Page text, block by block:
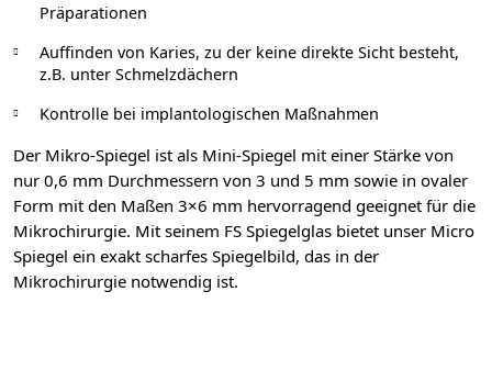
Präparationen
Auffinden von Karies, zu der keine direkte Sicht besteht,
z.B. unter Schmelzdächern
Kontrolle bei implantologischen Maßnahmen
Der Mikro-Spiegel ist als Mini-Spiegel mit einer Stärke von
nur 0,6 mm Durchmessern von 3 und 5 mm sowie in ovaler
Form mit den Maßen 3×6 mm hervorragend geeignet für die
Mikrochirurgie. Mit seinem FS Spiegelglas bietet unser Micro
Spiegel ein exakt scharfes Spiegelbild, das in der
Mikrochirurgie notwendig ist.